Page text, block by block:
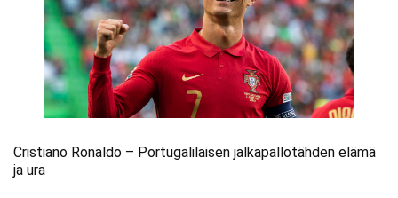
Cristiano Ronaldo – Portugalilaisen jalkapallotähden elämä
ja ura